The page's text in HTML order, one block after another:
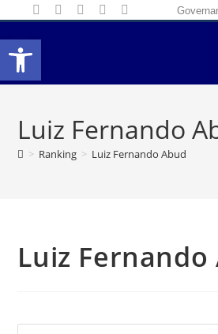
Abrir a barra de
Luiz Fernando
> Ranking > Luiz Fernando Abud
Luiz Fernando